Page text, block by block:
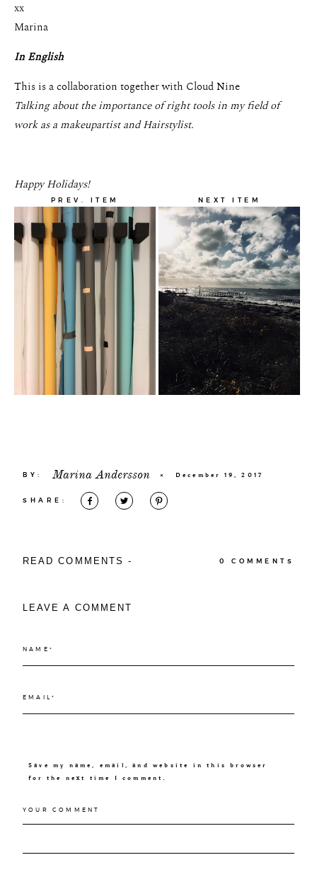
xx
Marina
In English
This is a collaboration together with Cloud Nine
Talking about the importance of right tools in my field of
work as a makeupartist and Hairstylist.
Happy Holidays!
PREV. ITEM NEXT ITEM
BY: Marina Andersson × December 19, 2017
SHARE:
READ COMMENTS - 0 COMMENTS
LEAVE A COMMENT
Save my name, email, and website in this browser
for the next time I comment.